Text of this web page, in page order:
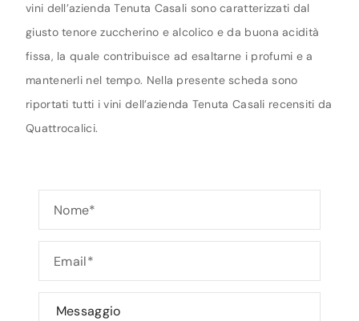
vini dell’azienda Tenuta Casali sono caratterizzati dal
giusto tenore zuccherino e alcolico e da buona acidità
fissa, la quale contribuisce ad esaltarne i profumi e a
mantenerli nel tempo. Nella presente scheda sono
riportati tutti i vini dell’azienda Tenuta Casali recensiti da
Quattrocalici.